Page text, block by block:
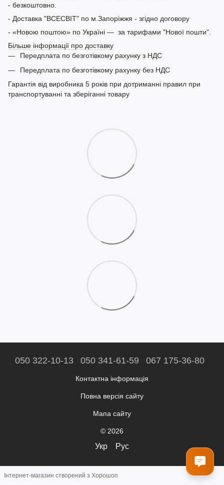
- безкоштовно.
- Доставка "ВСЕСВІТ" по м.Запоріжжя - згідно договору
- «Новою поштою» по Україні — за тарифами "Нової пошти".
Більше інформації про доставку
Передплата по безготівкому рахунку з НДС
Передплата по безготівкому рахунку без НДС
Гарантія від виробника 5 років при дотриманні правил при
транспортуванні та зберіганні товару
050 322-10-13 050 341-61-59 067 175-36-80
Контактна інформація
Повна версія сайту
Мапа сайту
© 2026
Укр Рус
Інтернет-магазин створений з Хорошоп